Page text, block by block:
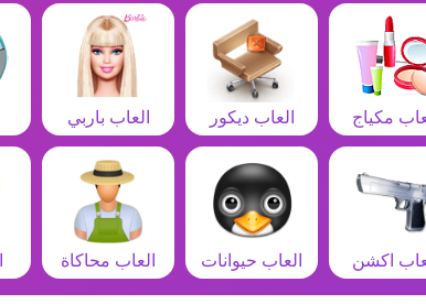
مكياج العاب ديكور العاب باربي
اكشن العاب حيوانات العاب محاكاة